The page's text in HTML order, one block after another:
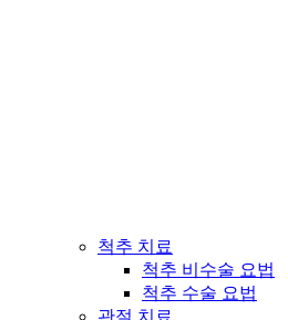
척추 치료
척추 비수술 요법
척추 수술 요법